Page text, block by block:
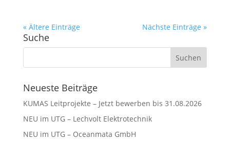
« Ältere Einträge Nächste Einträge »
Suche
Neueste Beiträge
KUMAS Leitprojekte – Jetzt bewerben bis 31.08.2026
NEU im UTG – Lechvolt Elektrotechnik
NEU im UTG – Oceanmata GmbH